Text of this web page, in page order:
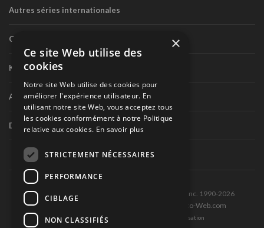
Autres séries internationales
Circuit routier canadien
Karting
Autres séries nationales
Divers
Tous droits réservés © Les Éditions Pole-Position inc. 1990-2026
Ce site est produit et hébergé par Montréal-Photo-Web.com
Politique de confidentialité et Conditions d’utilisation
×
Ce site Web utilise des
cookies
Notre site Web utilise des cookies pour
améliorer l'expérience utilisateur. En
utilisant notre site Web, vous acceptez tous
les cookies conformément à notre Politique
relative aux cookies. En savoir plus
STRICTEMENT NÉCESSAIRES
PERFORMANCE
CIBLAGE
NON CLASSIFIÉS